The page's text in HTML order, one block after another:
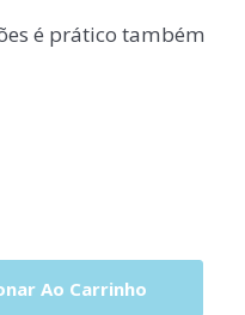
é prático também
Ao Carrinho